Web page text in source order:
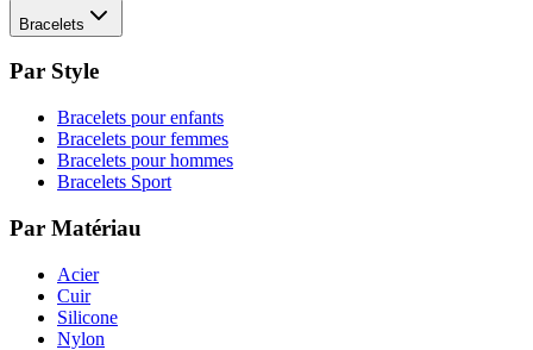
Bracelets
Par Style
Bracelets pour enfants
Bracelets pour femmes
Bracelets pour hommes
Bracelets Sport
Par Matériau
Acier
Cuir
Silicone
Nylon